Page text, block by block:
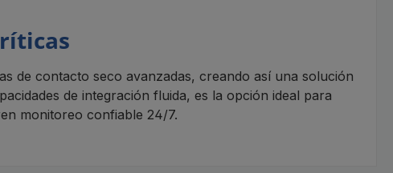
de contacto seco avanzadas, creando así una solución
de integración fluida, es la opción ideal para
monitoreo confiable 24/7.